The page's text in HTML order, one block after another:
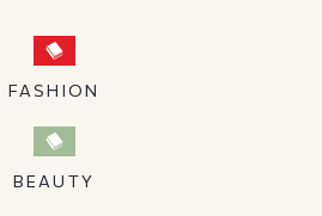
FASHION
BEAUTY